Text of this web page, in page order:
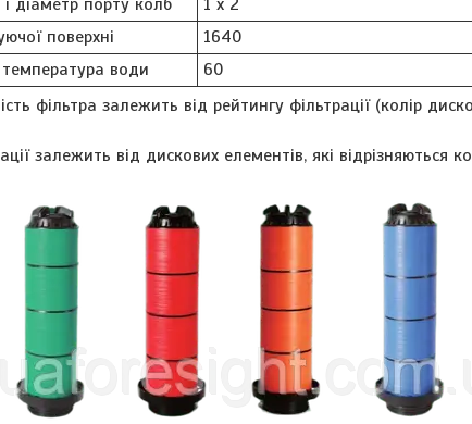
і діаметр порту колб
1 x 2
поверхні
1640
води
60
фільтра залежить від рейтингу фільтрації (колір
залежить від дискових елементів, які відрізняються